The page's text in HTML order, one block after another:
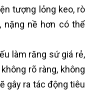
tượng lỏng keo, rò
nặng nề hơn có thể
làm răng sứ giá rẻ,
rõ ràng, không
gây ra tác động tiêu